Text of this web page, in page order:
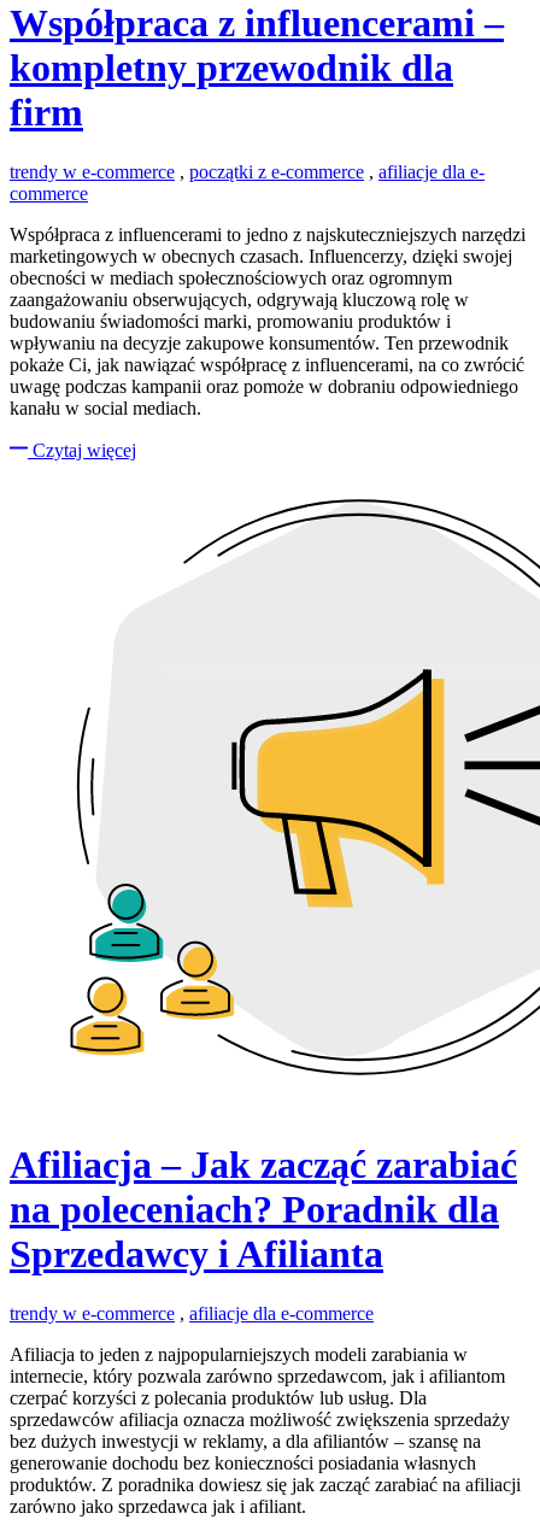
Współpraca z influencerami –
kompletny przewodnik dla
firm
trendy w e-commerce , początki z e-commerce , afiliacje dla e-
commerce
Współpraca z influencerami to jedno z najskuteczniejszych narzędzi
marketingowych w obecnych czasach. Influencerzy, dzięki swojej
obecności w mediach społecznościowych oraz ogromnym
zaangażowaniu obserwujących, odgrywają kluczową rolę w
budowaniu świadomości marki, promowaniu produktów i
wpływaniu na decyzje zakupowe konsumentów. Ten przewodnik
pokaże Ci, jak nawiązać współpracę z influencerami, na co zwrócić
uwagę podczas kampanii oraz pomoże w dobraniu odpowiedniego
kanału w social mediach.
Czytaj więcej
Afiliacja – Jak zacząć zarabiać
na poleceniach? Poradnik dla
Sprzedawcy i Afilianta
trendy w e-commerce , afiliacje dla e-commerce
Afiliacja to jeden z najpopularniejszych modeli zarabiania w
internecie, który pozwala zarówno sprzedawcom, jak i afiliantom
czerpać korzyści z polecania produktów lub usług. Dla
sprzedawców afiliacja oznacza możliwość zwiększenia sprzedaży
bez dużych inwestycji w reklamy, a dla afiliantów – szansę na
generowanie dochodu bez konieczności posiadania własnych
produktów. Z poradnika dowiesz się jak zacząć zarabiać na afiliacji
zarówno jako sprzedawca jak i afiliant.